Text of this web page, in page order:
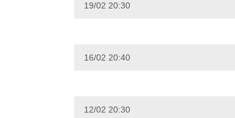
19/02 20:30
16/02 20:40
12/02 20:30